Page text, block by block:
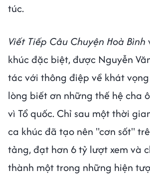
túc.
Viết Tiếp Câu Chuyện Hoà Bình
khúc đặc biệt, được Nguyễn
tác với thông điệp về khát
lòng biết ơn những thế hệ cha
vì Tổ quốc. Chỉ sau một thời
ca khúc đã tạo nên "cơn sốt"
tảng, đạt hơn 6 tỷ lượt xem và
thành một trong những hiện